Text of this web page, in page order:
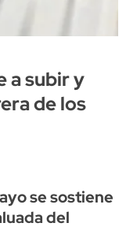
a subir y
de los
se sostiene
del